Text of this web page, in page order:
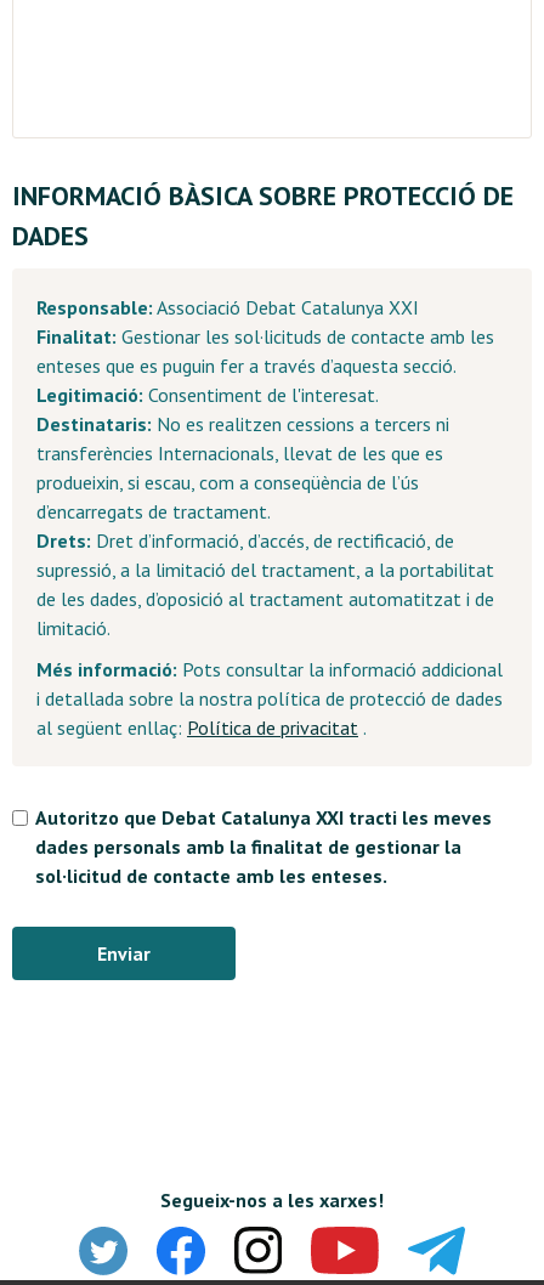
INFORMACIÓ BÀSICA SOBRE PROTECCIÓ DE
DADES
Responsable: Associació Debat Catalunya XXI
Finalitat: Gestionar les sol·licituds de contacte amb les
enteses que es puguin fer a través d’aquesta secció.
Legitimació: Consentiment de l'interesat.
Destinataris: No es realitzen cessions a tercers ni
transferències Internacionals, llevat de les que es
produeixin, si escau, com a conseqüència de l’ús
d’encarregats de tractament.
Drets: Dret d’informació, d’accés, de rectificació, de
supressió, a la limitació del tractament, a la portabilitat
de les dades, d’oposició al tractament automatitzat i de
limitació.
Més informació: Pots consultar la informació addicional
i detallada sobre la nostra política de protecció de dades
al següent enllaç: Política de privacitat .
Autoritzo que Debat Catalunya XXI tracti les meves
dades personals amb la finalitat de gestionar la
sol·licitud de contacte amb les enteses.
Enviar
Segueix-nos a les xarxes!